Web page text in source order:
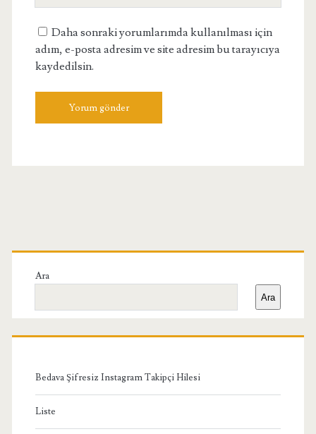
Daha sonraki yorumlarımda kullanılması için
adım, e-posta adresim ve site adresim bu tarayıcıya
kaydedilsin.
Birincil
Yan
Menü
Ara
Ara
Bedava Şifresiz Instagram Takipçi Hilesi
Liste